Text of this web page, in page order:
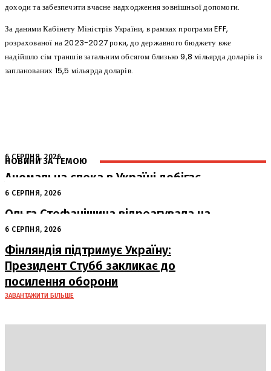
доходи та забезпечити вчасне надходження зовнішньої допомоги.
За даними Кабінету Міністрів України, в рамках програми EFF,
розрахованої на 2023-2027 роки, до державного бюджету вже
надійшло сім траншів загальним обсягом близько 9,8 мільярда доларів із
запланованих 15,5 мільярда доларів.
НОВИНИ ЗА ТЕМОЮ
6 СЕРПНЯ, 2026
Аномальна спека в Україні добігає
кінця: очікується похолодання
6 СЕРПНЯ, 2026
Ольга Стефанішина відреагувала на
підозри від НАБУ та САП
6 СЕРПНЯ, 2026
Фінляндія підтримує Україну:
Президент Стубб закликає до
посилення оборони
ЗАВАНТАЖИТИ БІЛЬШЕ